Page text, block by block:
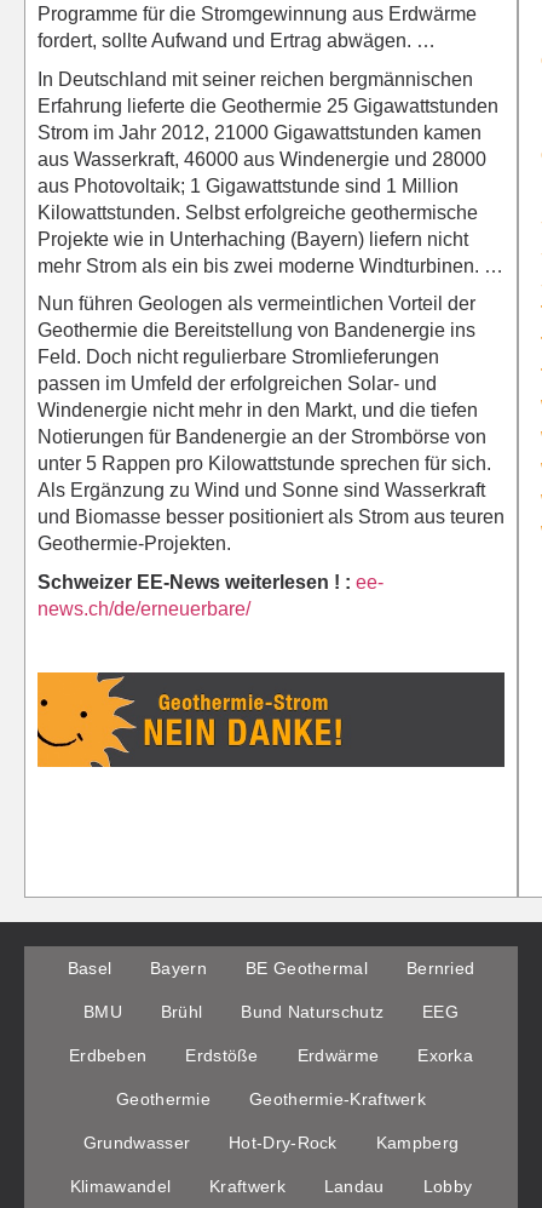
Programme für die Stromgewinnung aus Erdwärme
fordert, sollte Aufwand und Ertrag abwägen. …
In Deutschland mit seiner reichen bergmännischen
Erfahrung lieferte die Geothermie 25 Gigawattstunden
Strom im Jahr 2012, 21000 Gigawattstunden kamen
aus Wasserkraft, 46000 aus Windenergie und 28000
aus Photovoltaik; 1 Gigawattstunde sind 1 Million
Kilowattstunden. Selbst erfolgreiche geothermische
Projekte wie in Unterhaching (Bayern) liefern nicht
mehr Strom als ein bis zwei moderne Windturbinen. …
Nun führen Geologen als vermeintlichen Vorteil der
Geothermie die Bereitstellung von Bandenergie ins
Feld. Doch nicht regulierbare Stromlieferungen
passen im Umfeld der erfolgreichen Solar- und
Windenergie nicht mehr in den Markt, und die tiefen
Notierungen für Bandenergie an der Strombörse von
unter 5 Rappen pro Kilowattstunde sprechen für sich.
Als Ergänzung zu Wind und Sonne sind Wasserkraft
und Biomasse besser positioniert als Strom aus teuren
Geothermie-Projekten.
Schweizer EE-News weiterlesen ! : ee-
news.ch/de/erneuerbare/
Basel Bayern BE Geothermal Bernried
BMU Brühl Bund Naturschutz EEG
Erdbeben Erdstöße Erdwärme Exorka
Geothermie Geothermie-Kraftwerk
Grundwasser Hot-Dry-Rock Kampberg
Klimawandel Kraftwerk Landau Lobby